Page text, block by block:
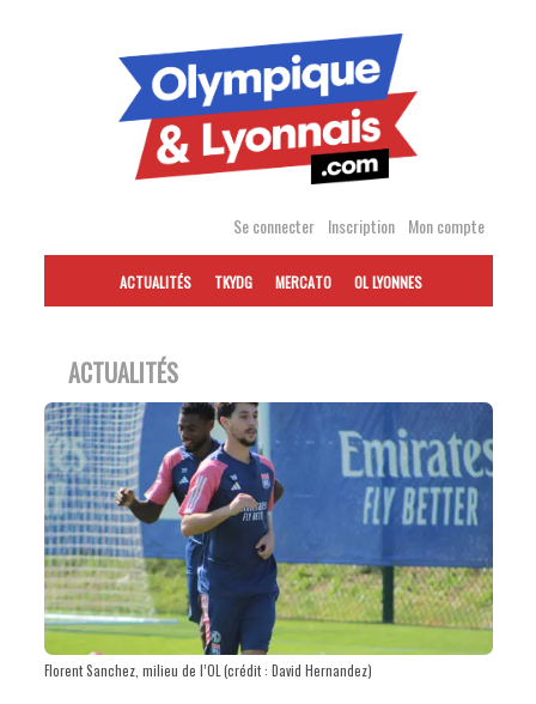
Se connecter Inscription Mon compte
ACTUALITÉS TKYDG MERCATO OL LYONNES
ACTUALITÉS
Florent Sanchez, milieu de l’OL (crédit : David Hernandez)